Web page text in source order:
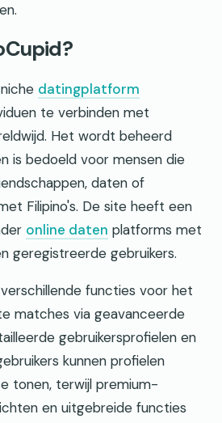
datingplatform
te verbinden met
Het wordt beheerd
is bedoeld voor mensen die
daten of
Filipino's. De site heeft een
online daten platforms met
geregistreerde gebruikers.
functies voor het
matches via geavanceerde
gebruikersprofielen en
kunnen profielen
tonen, terwijl premium-
en uitgebreide functies